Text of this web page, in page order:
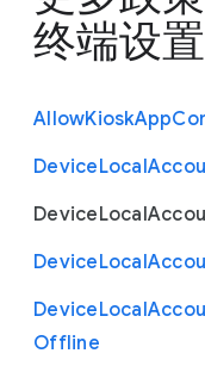
终端设置
AllowKioskApp
DeviceLocal
DeviceLocal
DeviceLocal
DeviceLocal
Offline